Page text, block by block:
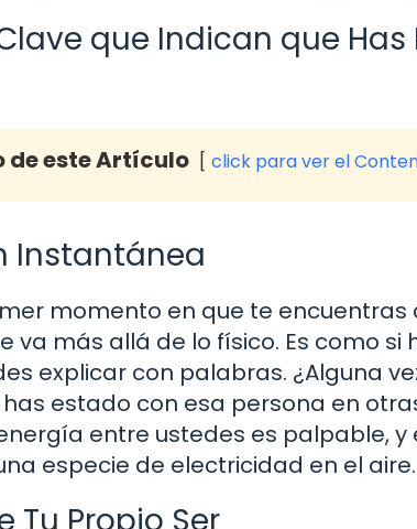
que Indican que
de este Artículo click para ver el
Instantánea
momento en que te
va más allá de lo físico. Es como
explicar con palabras. ¿Alguna
estado con esa persona en
entre ustedes es palpable,
especie de electricidad en el aire.